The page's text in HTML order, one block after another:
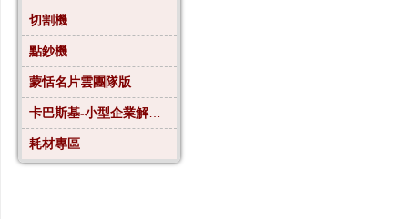
切割機
點鈔機
蒙恬名片雲團隊版
卡巴斯基-小型企業解決方案4
耗材專區